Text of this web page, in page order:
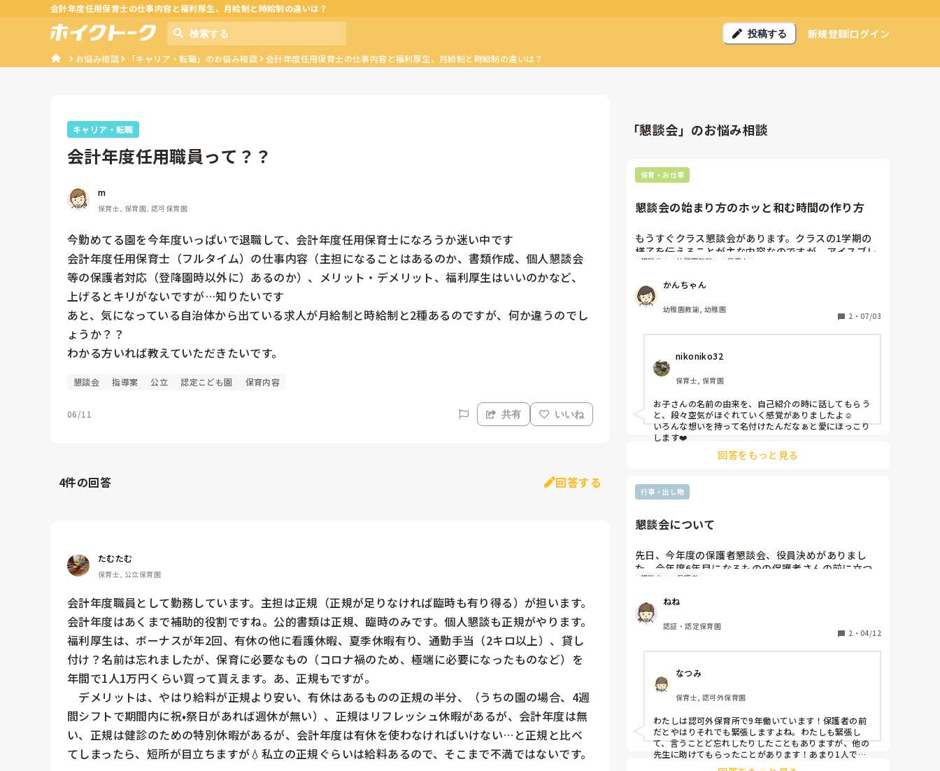
会計年度任用保育士の仕事内容と福利厚生、月給制と時給制の違いは？
投稿する 新規登録ログイン
お悩み相談 「キャリア・転職」のお悩み相談 会計年度任用保育士の仕事内容と福利厚生、月給制と時給制の違いは？
キャリア・転職
会計年度任用職員って？？
m
保育士, 保育園, 認可保育園
今勤めてる園を今年度いっぱいで退職して、会計年度任用保育士になろうか迷い中です
会計年度任用保育士（フルタイム）の仕事内容（主担になることはあるのか、書類作成、個人懇談会
等の保護者対応（登降園時以外に）あるのか）、メリット・デメリット、福利厚生はいいのかなど、
上げるとキリがないですが…知りたいです
あと、気になっている自治体から出ている求人が月給制と時給制と2種あるのですが、何か違うのでし
ょうか？？
わかる方いれば教えていただきたいです。
懇談会 指導案 公立 認定こども園 保育内容
06/11 共有 いいね
4件の回答 回答する
たむたむ
保育士, 公立保育園
会計年度職員として勤務しています。主担は正規（正規が足りなければ臨時も有り得る）が担います。
会計年度はあくまで補助的役割ですね。公的書類は正規、臨時のみです。個人懇談も正規がやります。
福利厚生は、ボーナスが年2回、有休の他に看護休暇、夏季休暇有り、通勤手当（2キロ以上）、貸し
付け？名前は忘れましたが、保育に必要なもの（コロナ禍のため、極端に必要になったものなど）を
年間で1人1万円くらい買って貰えます。あ、正規もですが。
デメリットは、やはり給料が正規より安い、有休はあるものの正規の半分、（うちの園の場合、4週
間シフトで期間内に祝•祭日があれば週休が無い）、正規はリフレッシュ休暇があるが、会計年度は無
い、正規は健診のための特別休暇があるが、会計年度は有休を使わなければいけない…と正規と比べ
てしまったら、短所が目立ちますが💧私立の正規ぐらいは給料あるので、そこまで不満ではないです。
「懇談会」のお悩み相談
保育・お仕事
懇談会の始まり方のホッと和む時間の作り方
もうすぐクラス懇談会があります。クラスの1学期の
様子を伝えることが主な内容なのですが、アイスブレ
イクとして、始まる前にちょっとしたゲームをしたり
ますか？もしされたことがあるなら、どんなことされ
ましたか？
・ジャンケン列車
・先生たちで1曲
・ちょっとしたクイズ「マッチ棒を1本だけ動かし
て…」とかのやつ。
など、やったことがあります。
懇談会 幼稚園教諭 保育士
かんちゃん
幼稚園教諭, 幼稚園
2 ・ 07/03
nikoniko32
保育士, 保育園
お子さんの名前の由来を、自己紹介の時に話してもらう
と、段々空気がほぐれていく感覚がありましたよ☺️
いろんな想いを持って名付けたんだなぁと愛にほっこり
します❤️
回答をもっと見る
行事・出し物
懇談会について
先日、今年度の保護者懇談会、役員決めがありまし
た。今年度6年目になるものの保護者さんの前に立つ
のは緊張して、頭が真っ白になり、しどろもどろで懇
わたしのクラスは役員極めも行わなければならないの
ですが、私の準備不足もありくじ引きのくじを用意で
きてきませんでした、、。
急遽他の先生方が用意してくださったので、どうにか
対応をできず黙ったままになってしまいました、、。
大失敗をしてしまい、今年度最先不安です😭
懇談会 保護者
ねね
認証・認定保育園
2 ・ 04/12
なつみ
保育士, 認可外保育園
わたしは認可外保育所で9年働いています！保護者の前
だとやはりそれでも緊張しますよね。わたしも緊張し
て、言うことど忘れしたりしたこともありますが、他の
先生に助けてもらったことがあります！あまり1人で抱
え込まず、周りの先生と連携をとって助け合っていけた